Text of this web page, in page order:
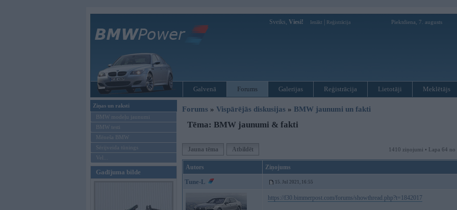
Sveiks, Viesi! Ienākt Reģistrācija Piektdiena, 7. augusts
Galvenā Forums Galerijas Reģistrācija Lietotāji Meklētājs
Ziņas un raksti
BMW modeļu jaunumi
BMW testi
Mēneša BMW
Sērijveida tūnings
Vel...
Gadījuma bilde
Forums » Vispārējās diskusijas » BMW jaunumi un fakti
Tēma: BMW jaunumi & fakti
Jauna tēma Atbildēt 1410 ziņojumi • Lapa 64 no
Autors Ziņojums
Tune-L 15. Jul 2021, 16:55
https://f30.bimmerpost.com/forums/showthread.php?t=1842017